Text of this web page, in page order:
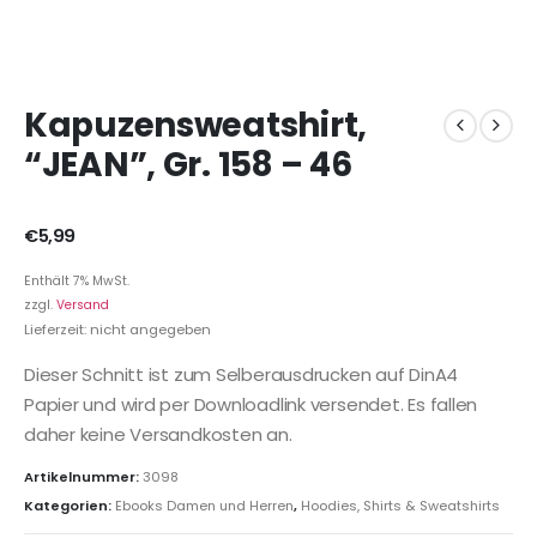
Kapuzensweatshirt,
“JEAN”, Gr. 158 – 46
€5,99
Enthält 7% MwSt.
zzgl. Versand
Lieferzeit: nicht angegeben
Dieser Schnitt ist zum Selberausdrucken auf DinA4
Papier und wird per Downloadlink versendet. Es fallen
daher keine Versandkosten an.
Artikelnummer:3098
Kategorien: Ebooks Damen und Herren, Hoodies, Shirts & Sweatshirts